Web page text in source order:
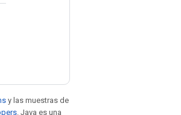
y las muestras de
. Java es una